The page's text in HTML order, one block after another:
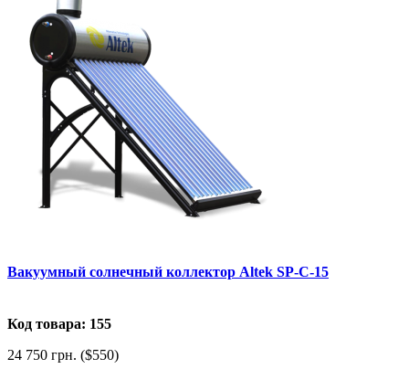
Вакуумный солнечный коллектор Altek SP-C-15
Код товара: 155
24 750 грн. ($550)